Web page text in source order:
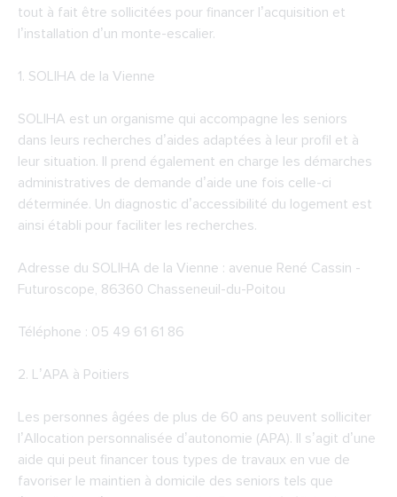
tout à fait être sollicitées pour financer l’acquisition et
l’installation d’un monte-escalier.
1. SOLIHA de la Vienne
SOLIHA est un organisme qui accompagne les seniors
dans leurs recherches d’aides adaptées à leur profil et à
leur situation. Il prend également en charge les démarches
administratives de demande d’aide une fois celle-ci
déterminée. Un diagnostic d’accessibilité du logement est
ainsi établi pour faciliter les recherches.
Adresse du SOLIHA de la Vienne : avenue René Cassin -
Futuroscope, 86360 Chasseneuil-du-Poitou
Téléphone : 05 49 61 61 86
2. L’APA à Poitiers
Les personnes âgées de plus de 60 ans peuvent solliciter
l’Allocation personnalisée d’autonomie (APA). Il s’agit d’une
aide qui peut financer tous types de travaux en vue de
favoriser le maintien à domicile des seniors tels que